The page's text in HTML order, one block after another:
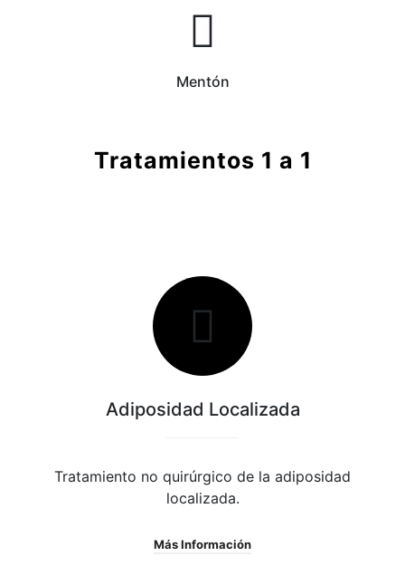
Mentón
Tratamientos 1 a 1
Adiposidad Localizada
Tratamiento no quirúrgico de la adiposidad
localizada.
Más Información